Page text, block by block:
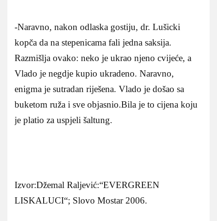
-Naravno, nakon odlaska gostiju, dr. Lušicki
kopča da na stepenicama fali jedna saksija.
Razmišlja ovako: neko je ukrao njeno cvijeće, a
Vlado je negdje kupio ukradeno. Naravno,
enigma je sutradan riješena. Vlado je došao sa
buketom ruža i sve objasnio.Bila je to cijena koju
je platio za uspjeli šaltung.
Izvor:Džemal Raljević:“EVERGREEN
LISKALUCI“; Slovo Mostar 2006.